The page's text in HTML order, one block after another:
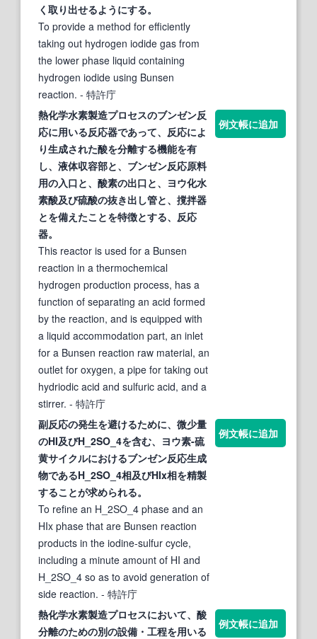
く取り出せるようにする。
To provide a method for efficiently
taking out hydrogen iodide gas from
the lower phase liquid containing
hydrogen iodide using Bunsen
reaction. - 特許庁
熱化学水素製造プロセスのブンゼン反
応に用いる反応器であって、反応によ
り生成された酸を分離する機能を有
し、液体収容部と、 ブンゼン反応原料
用の入口と、酸素の出口と、ヨウ化水
素酸及び硫酸の抜き出し管と、撹拌器
とを備えたことを特徴とする、反応
器。
This reactor is used for a Bunsen
reaction in a thermochemical
hydrogen production process, has a
function of separating an acid formed
by the reaction, and is equipped with
a liquid accommodation part, an inlet
for a Bunsen reaction raw material, an
outlet for oxygen, a pipe for taking out
hydriodic acid and sulfuric acid, and a
stirrer. - 特許庁
例文帳に追加
副反応の発生を避けるために、微少量
のHI及びH_2SO_4を含む、ヨウ素-硫
黄サイクルにおけるブンゼン反応生成
物であるH_2SO_4相及びHIx相を精製
することが求められる。
To refine an H_2SO_4 phase and an
HIx phase that are Bunsen reaction
products in the iodine-sulfur cycle,
including a minute amount of HI and
H_2SO_4 so as to avoid generation of
side reaction. - 特許庁
例文帳に追加
熱化学水素製造プロセスにおいて、酸
分離のための別の設備・工程を用いる
例文帳に追加